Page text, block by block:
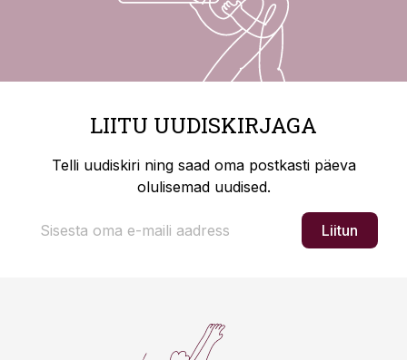
LIITU UUDISKIRJAGA
Telli uudiskiri ning saad oma postkasti päeva
olulisemad uudised.
Liitun